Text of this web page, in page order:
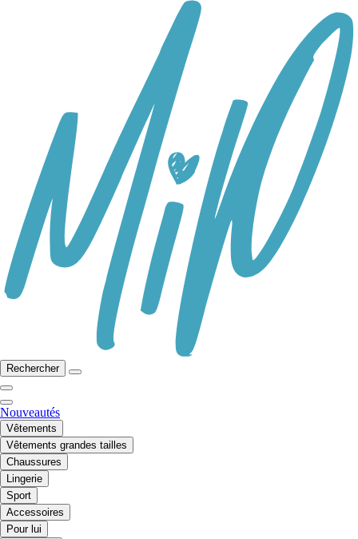
Rechercher
Nouveautés
Vêtements
Vêtements grandes tailles
Chaussures
Lingerie
Sport
Accessoires
Pour lui